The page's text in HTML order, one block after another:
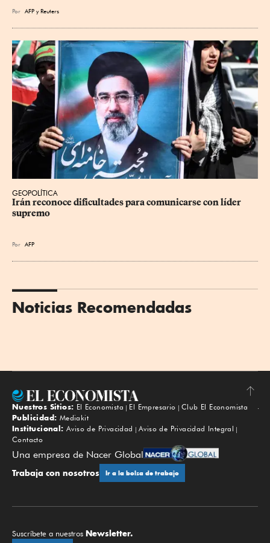
Por AFP yReuters
GEOPOLÍTICA
Irán reconoce dificultades para comunicarse con líder
supremo
Por AFP
Noticias Recomendadas
Subir
Nuestros Sitios: El Economista El Empresario
Club El Economista
Publicidad: Mediakit
Institucional: Aviso de Privacidad
Aviso de Privacidad Integral
Contacto
Una empresa de Nacer Global
Trabaja con nosotros Ir a la bolsa de trabajo
Suscríbete a nuestros Newsletter.